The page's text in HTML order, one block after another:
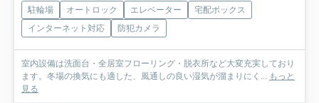
駐輪場 オートロック エレベーター
宅配ボックス
インターネット対応
防犯カメラ
室内設備は洗面台・全居室フローリング・脱衣所など大変充実しており
ます。冬場の換気にも適した、風通しの良い湿気が溜まりにく... もっと
見る